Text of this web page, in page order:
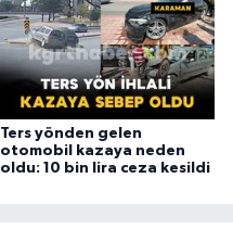
Ters yönden gelen
otomobil kazaya neden
oldu: 10 bin lira ceza kesildi